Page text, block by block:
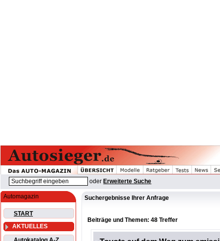
oder Erweiterte Suche
Automagazin
START
AKTUELLES
Suchergebnisse Ihrer Anfrage
Beiträge und Themen: 48 Treffer